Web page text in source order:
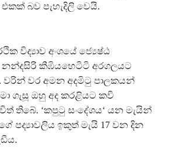
බව පැහැදිලි වෙයි.
විද්‍යාව අංශයේ ජ්‍යෙෂ්ඨ
නන්දසිරි කීඹියහෙටිටි අරගලයට
වරින් වර අමන අදමිටු පාලකයන්
ගැසූ ඔහු අද කරළියට කවි
තිබේ. ‘කපුටු සංදේශය‘ යන මැයින්
පද්‍යාවලිය ඉකුත් මැයි 17 වන දින